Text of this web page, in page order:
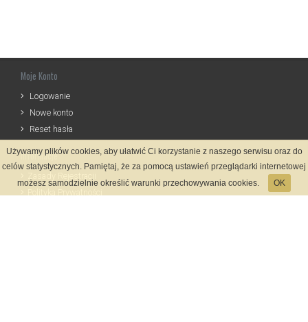
Moje Konto
Logowanie
Nowe konto
Reset hasła
Informacje
Używamy plików cookies, aby ułatwić Ci korzystanie z naszego serwisu oraz do
celów statystycznych. Pamiętaj, że za pomocą ustawień przeglądarki internetowej
możesz samodzielnie określić warunki przechowywania cookies.
OK